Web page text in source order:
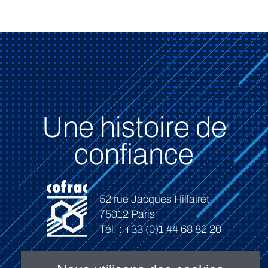
Une histoire de
confiance
52 rue Jacques Hillairet
75012 Paris
Tél. : +33 (0)1 44 68 82 20